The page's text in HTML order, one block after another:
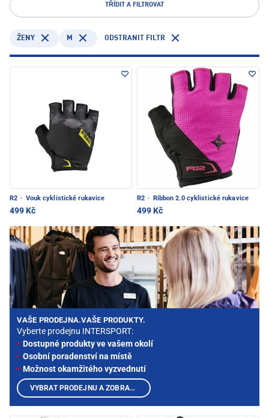
TŘÍDIT A FILTROVAT
ŽENY M ODSTRANIT FILTR
R2 · Vouk cyklistické rukavice
499 Kč
R2 · Ribbon 2.0 cyklistické rukavice
499 Kč
VAŠE PRODEJNA.VAŠE PRODUKTY.
Vyberte prodejnu INTERSPORT:
Dostupné produkty ve vašem okolí
Osobní poradenství na místě
Možnost okamžitého vyzvednutí
VYBRAT PRODEJNU A ZOBRAZIT PRODUKTY